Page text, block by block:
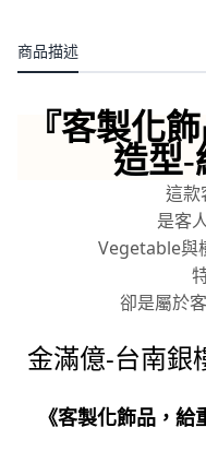
商品描述
『客製化
造型-
這款
是客
Vegetable與
卻是屬於
金滿億-台南銀
《客製化飾品，給